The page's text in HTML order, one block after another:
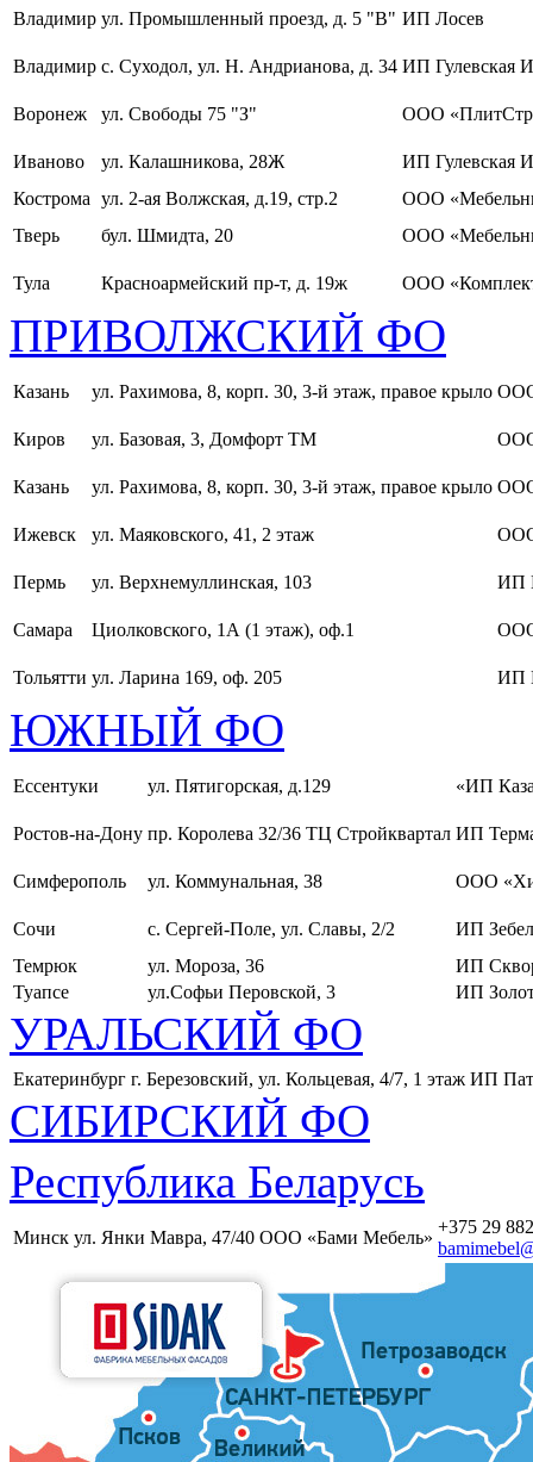
Владимир ул. Промышленный проезд, д. 5 "В" ИП Лосев
Владимир с. Суходол, ул. Н. Андрианова, д. 34 ИП Гулевская
Воронеж ул. Свободы 75 "З" ООО
Иваново ул. Калашникова, 28Ж
ИП Гулевская
Кострома ул. 2-ая Волжская, д.19, стр.2
ООО
Тверь
бул. Шмидта, 20 ООО
Тула Красноармейский пр-т, д. 19ж ООО
ПРИВОЛЖСКИЙ ФО
Казань ул. Рахимова, 8, корп. 30, 3-й этаж, правое крыло
Киров ул. Базовая, 3, Домфорт ТМ
Казань ул. Рахимова, 8, корп. 30, 3-й этаж, правое крыло
Ижевск ул. Маяковского, 41, 2 этаж
Пермь ул. Верхнемуллинская, 103 ИП
Самара Циолковского, 1А (1 этаж), оф.1
Тольятти ул. Ларина 169, оф. 205 ИП
ЮЖНЫЙ ФО
Ессентуки ул. Пятигорская, д.129 «ИП
Ростов-на-Дону пр. Королева 32/36 ТЦ Стройквартал ИП
Симферополь ул. Коммунальная, 38 ООО
Сочи с. Сергей-Поле, ул. Славы, 2/2
ИП
Темрюк
ул. Мороза, 36
ИП
Туапсе
ул.Софьи Перовской, 3 ИП
УРАЛЬСКИЙ ФО
Екатеринбург г. Березовский, ул. Кольцевая, 4/7, 1 этаж ИП
СИБИРСКИЙ ФО
Республика Беларусь
Минск ул. Янки Мавра, 47/40 ООО «Бами Мебель»
+375 29